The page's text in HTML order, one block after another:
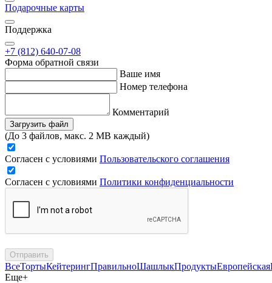
Подарочные карты
Поддержка
+7 (812) 640-07-08
Форма обратной связи
Ваше имя
Номер телефона
Комментарий
Загрузить файл
(До 3 файлов, макс. 2 MB каждый)
Согласен с условиями Пользовательского соглашения
Согласен с условиями Политики конфиденциальности
Отправить
ВсеТортыКейтерингПравильноШашлыкПродуктыЕвропейская
Еще+